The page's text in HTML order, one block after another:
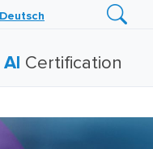
Deutsch
AI Certification